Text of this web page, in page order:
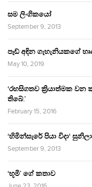
සම ලිංගිකයෝ
September 9, 2013
පෑඩ් අඳින ගැහැනියකගේ
May 10, 2019
‘රහසිගතව ක්‍රියාත්මක වන
තිබේ.’
February 15, 2016
‘හිමින්සැරේ පියා විදා‘
September 9, 2013
‘භූමි’ ගේ කතාව